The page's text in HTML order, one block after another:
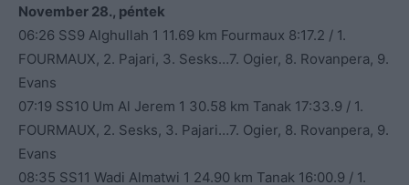
November 28., péntek
06:26 SS9 Alghullah 1 11.69 km Fourmaux 8:17.2 / 1.
FOURMAUX, 2. Pajari, 3. Sesks…7. Ogier, 8. Rovanpera, 9.
Evans
07:19 SS10 Um Al Jerem 1 30.58 km Tanak 17:33.9 / 1.
FOURMAUX, 2. Sesks, 3. Pajari…7. Ogier, 8. Rovanpera, 9.
Evans
08:35 SS11 Wadi Almatwi 1 24.90 km Tanak 16:00.9 / 1.